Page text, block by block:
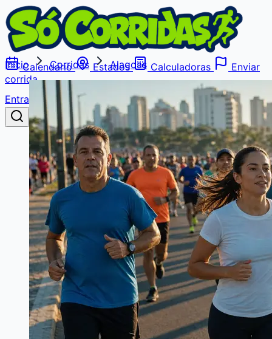
Calendário Estados Calculadoras
Enviar
corrida
Entrar
Buscar
Início Corridas Alagoas